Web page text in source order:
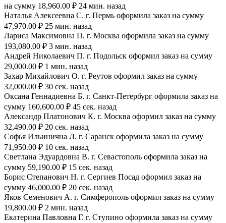
на сумму 18,960.00 ₽ 24 мин. назад
Наталья Алексеевна С. г. Пермь оформила заказ на сумму
47,970.00 ₽ 25 мин. назад
Лариса Максимовна П. г. Москва оформила заказ на сумму
193,080.00 ₽ 3 мин. назад
Андрей Николаевич П. г. Подольск оформил заказ на сумму
29,000.00 ₽ 1 мин. назад
Захар Михайлович О. г. Реутов оформил заказ на сумму
32,000.00 ₽ 30 сек. назад
Оксана Геннадиевна Б. г. Санкт-Петербург оформила заказ на
сумму 160,600.00 ₽ 45 сек. назад
Александр Платонович К. г. Москва оформил заказ на сумму
32,490.00 ₽ 20 сек. назад
Софья Ильинична Л. г. Саранск оформила заказ на сумму
71,950.00 ₽ 10 сек. назад
Светлана Эдуардовна В. г. Севастополь оформила заказ на
сумму 59,190.00 ₽ 15 сек. назад
Борис Степанович Н. г. Сергиев Посад оформил заказ на
сумму 46,000.00 ₽ 20 сек. назад
Яков Семенович А. г. Симферополь оформил заказ на сумму
19,800.00 ₽ 2 мин. назад
Екатерина Павловна Г. г. Ступино оформила заказ на сумму